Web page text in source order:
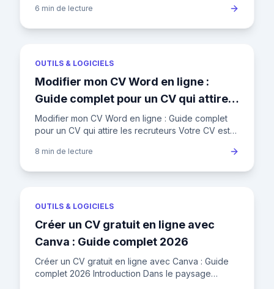
créer un CV Word professi
6 min de lecture
OUTILS & LOGICIELS
Modifier mon CV Word en ligne :
Guide complet pour un CV qui attire
les recruteurs
Modifier mon CV Word en ligne : Guide complet
pour un CV qui attire les recruteurs Votre CV est
filtre décisif
8 min de lecture
OUTILS & LOGICIELS
Créer un CV gratuit en ligne avec
Canva : Guide complet 2026
Créer un CV gratuit en ligne avec Canva : Guide
complet 2026 Introduction Dans le paysage